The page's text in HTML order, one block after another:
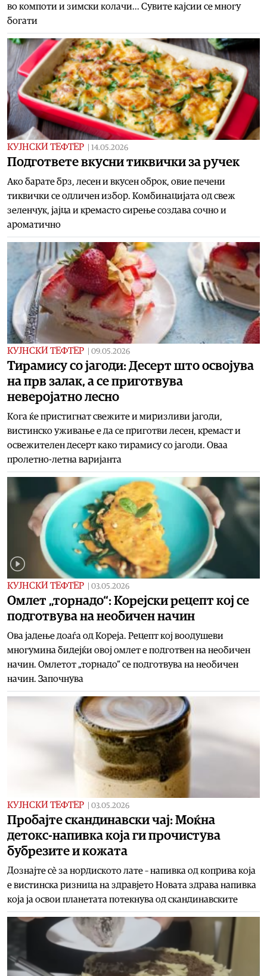
во компоти и зимски колачи... Сувите кајсии се многу
богати
КУЈНСКИ ТЕФТЕР 14.05.2026
Подгответе вкусни тиквички за ручек
Ако барате брз, лесен и вкусен оброк, овие печени
тиквички се одличен избор. Комбинацијата од свеж
зеленчук, јајца и кремасто сирење создава сочно и
ароматично
КУЈНСКИ ТЕФТЕР 09.05.2026
Тирамису со јагоди: Десерт што освојува
на прв залак, а се приготвува
неверојатно лесно
Кога ќе пристигнат свежите и миризливи јагоди,
вистинско уживање е да се приготви лесен, кремаст и
освежителен десерт како тирамису со јагоди. Оваа
пролетно-летна варијанта
КУЈНСКИ ТЕФТЕР 03.05.2026
Омлет „торнадо“: Корејски рецепт кој се
подготвува на необичен начин
Ова јадење доаѓа од Кореја. Рецепт кој воодушеви
многумина бидејќи овој омлет е подготвен на необичен
начин. Oмлетот „торнадо“ се подготвува на необичен
начин. Започнува
КУЈНСКИ ТЕФТЕР 03.05.2026
Пробајте скандинавски чај: Моќна
детокс-напивка која ги прочистува
бубрезите и кожата
Дознајте сè за нордиското лате – напивка од коприва која
е вистинска ризница на здравјето Новата здрава напивка
која ја освои планетата потекнува од скандинавските